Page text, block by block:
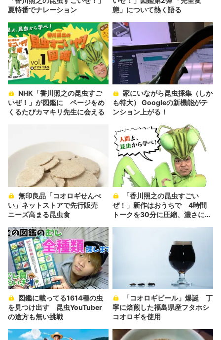
夏特番でナレーション
態」について熱く語る
いぜ！」が図鑑に ページをめ
くるたびカマキリ先生に会える
も特大） Googleの新機能がテ
ンション上がる！
い」ネットストアで先行販売
ニーズ高まる昆虫食
ぜ！」新作はおうちで 4時間
トークを30分に圧縮、濃さに期
を見つけ出す 昆虫YouTuber
の途方も無い挑戦
寧に焙煎した福島県産フタホシ
コオロギを使用